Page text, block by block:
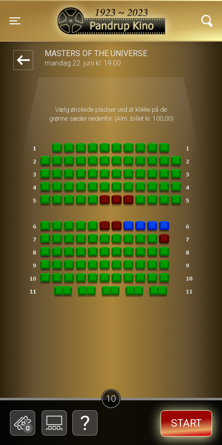
Toggle navigation
Pandrup Kino
MASTERS OF THE UNIVERSE
mandag 22. juni kl. 19:00
Vælg ønskede pladser ved at klikke på de
grønne sæder nedenfor. (Alm. billet kr. 100,00)
0 START
10
front05-temp 043452